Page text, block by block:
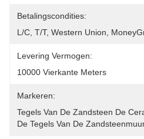
Betalingscondities:
L/C, T/T, Western Union,
Levering Vermogen:
10000 Vierkante Meters
Markeren:
Tegels Van De Zandsteen De
De Tegels Van De